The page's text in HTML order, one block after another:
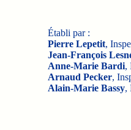
Établi par :
Pierre Lepetit,
Jean-François
Anne-Marie Bardi,
Arnaud Pecker,
Alain-Marie Bassy,